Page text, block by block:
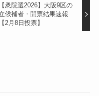
【衆院選2026】大阪9区の
候補者・開票結果速報
【2月8日投票】